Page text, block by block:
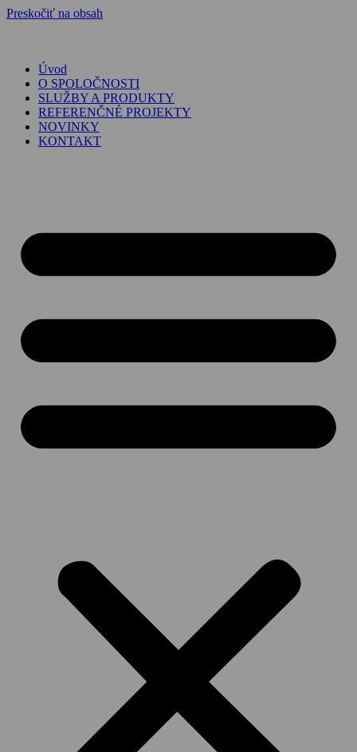
Preskočiť na obsah
Úvod
O SPOLOČNOSTI
SLUŽBY A PRODUKTY
REFERENČNÉ PROJEKTY
NOVINKY
KONTAKT